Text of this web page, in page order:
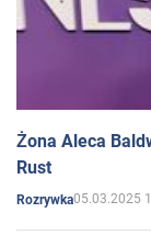
Żona Aleca
Rust
Rozrywka05.03.2025